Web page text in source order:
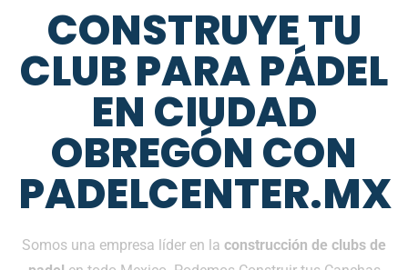
CONSTRUYE TU
CLUB PARA PÁDEL
EN CIUDAD
OBREGÓN CON
PADELCENTER.MX
Somos una empresa líder en la construcción de clubs de